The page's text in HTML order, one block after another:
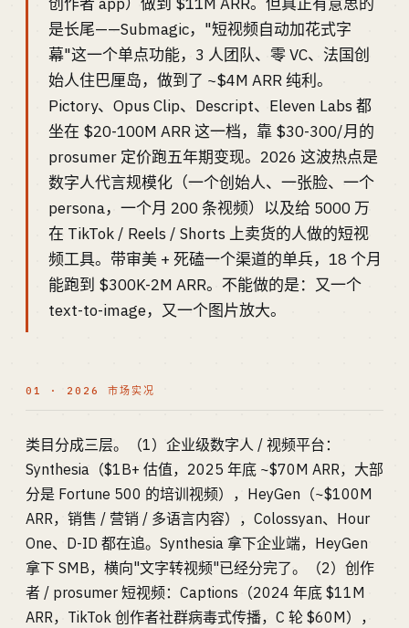
是长尾——Submagic，"短视频自动加花式字
幕"这一个单点功能，3 人团队、零 VC、法国创
始人住巴厘岛，做到了 ~$4M ARR 纯利。
Pictory、Opus Clip、Descript、Eleven Labs 都
坐在 $20-100M ARR 这一档，靠 $30-300/月的
prosumer 定价跑五年期变现。2026 这波热点是
数字人代言规模化（一个创始人、一张脸、一个
persona，一个月 200 条视频）以及给 5000 万
在 TikTok / Reels / Shorts 上卖货的人做的短视
频工具。带审美 + 死磕一个渠道的单兵，18 个月
能跑到 $300K-2M ARR。不能做的是：又一个
text-to-image，又一个图片放大。
01 · 2026 市场实况
类目分成三层。（1）企业级数字人 / 视频平台：
Synthesia（$1B+ 估值，2025 年底 ~$70M ARR，大部
分是 Fortune 500 的培训视频），HeyGen（~$100M
ARR，销售 / 营销 / 多语言内容），Colossyan、Hour
One、D-ID 都在追。Synthesia 拿下企业端，HeyGen
拿下 SMB，横向"文字转视频"已经分完了。（2）创作
者 / prosumer 短视频：Captions（2024 年底 $11M
ARR，TikTok 创作者社群病毒式传播，C 轮 $60M），